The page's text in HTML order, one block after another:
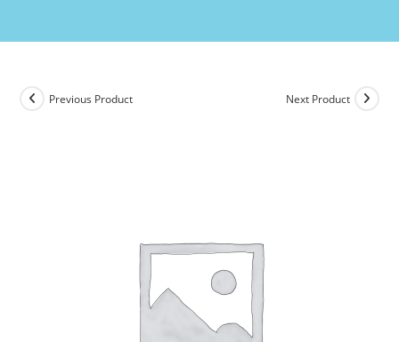
Previous Product Next Product